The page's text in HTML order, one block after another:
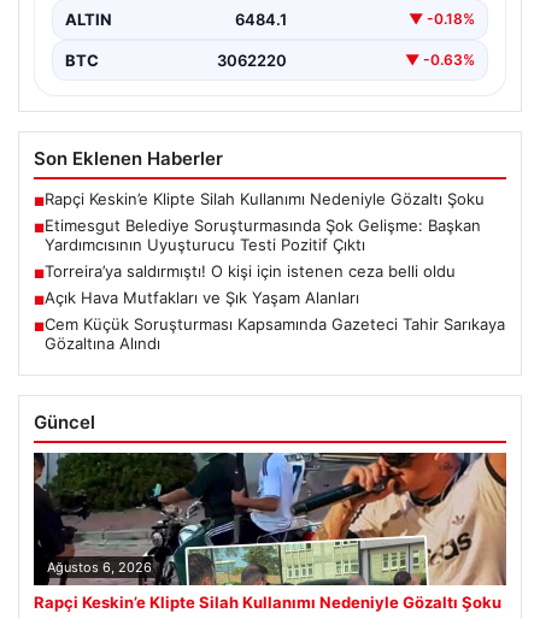
ALTIN 6484.1 ▼ -0.18%
BTC 3062220 ▼ -0.63%
Son Eklenen Haberler
■Rapçi Keskin’e Klipte Silah Kullanımı Nedeniyle Gözaltı Şoku
■Etimesgut Belediye Soruşturmasında Şok Gelişme: Başkan
Yardımcısının Uyuşturucu Testi Pozitif Çıktı
■Torreira’ya saldırmıştı! O kişi için istenen ceza belli oldu
■Açık Hava Mutfakları ve Şık Yaşam Alanları
■Cem Küçük Soruşturması Kapsamında Gazeteci Tahir Sarıkaya
Gözaltına Alındı
Güncel
Ağustos 6, 2026
Rapçi Keskin’e Klipte Silah Kullanımı Nedeniyle Gözaltı Şoku